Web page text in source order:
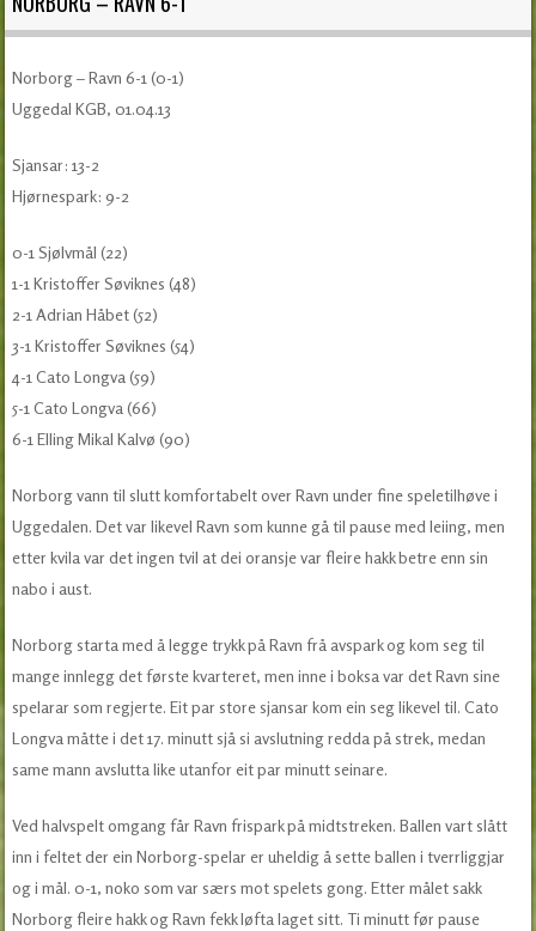
Norborg – Ravn 6-1 (0-1)
Uggedal KGB, 01.04.13
Sjansar: 13-2
Hjørnespark: 9-2
0-1 Sjølvmål (22)
1-1 Kristoffer Søviknes (48)
2-1 Adrian Håbet (52)
3-1 Kristoffer Søviknes (54)
4-1 Cato Longva (59)
5-1 Cato Longva (66)
6-1 Elling Mikal Kalvø (90)
Norborg vann til slutt komfortabelt over Ravn under fine speletilhøve i
Uggedalen. Det var likevel Ravn som kunne gå til pause med leiing, men
etter kvila var det ingen tvil at dei oransje var fleire hakk betre enn sin
nabo i aust.
Norborg starta med å legge trykk på Ravn frå avspark og kom seg til
mange innlegg det første kvarteret, men inne i boksa var det Ravn sine
spelarar som regjerte. Eit par store sjansar kom ein seg likevel til. Cato
Longva måtte i det 17. minutt sjå si avslutning redda på strek, medan
same mann avslutta like utanfor eit par minutt seinare.
Ved halvspelt omgang får Ravn frispark på midtstreken. Ballen vart slått
inn i feltet der ein Norborg-spelar er uheldig å sette ballen i tverrliggjar
og i mål. 0-1, noko som var særs mot spelets gong. Etter målet sakk
Norborg fleire hakk og Ravn fekk løfta laget sitt. Ti minutt før pause